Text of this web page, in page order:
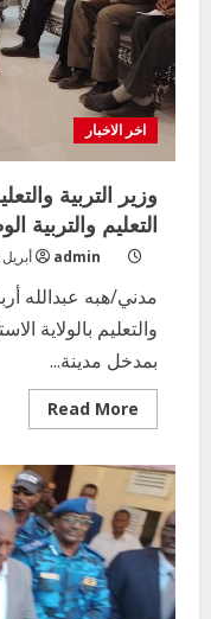
اخر الاخبار
وزير التربية
التعليم والتربية
admin أبريل 15, 2026
والتعليم بالولاية
بمدخل مدينة...
Read More
more
التربية
والتعليم
بالولاية
يستقبل
وكيل
وزارة
التعليم
والتربية
الوطنية